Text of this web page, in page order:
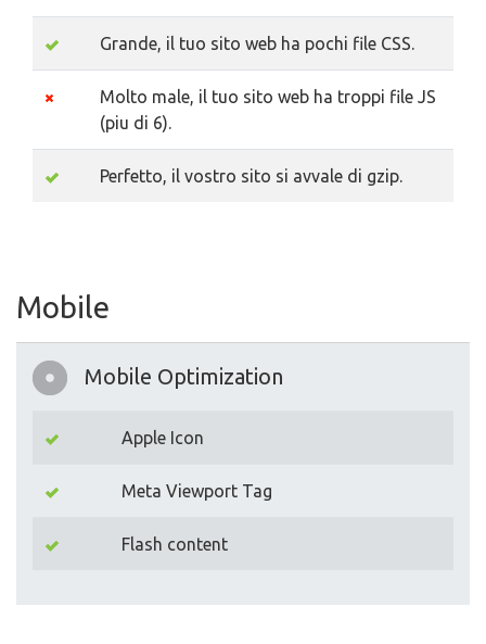
Grande, il tuo sito web ha pochi file CSS.
Molto male, il tuo sito web ha troppi file JS
(piu di 6).
Perfetto, il vostro sito si avvale di gzip.
Mobile
Mobile Optimization
Apple Icon
Meta Viewport Tag
Flash content